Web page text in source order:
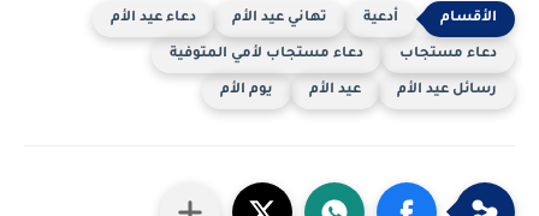
أدعية تهاني عيد الأم دعاء عيد الأم
دعاء مستجاب دعاء مستجاب لأمي المتوفية
رسائل عيد الأم عيد الأم يوم الأم